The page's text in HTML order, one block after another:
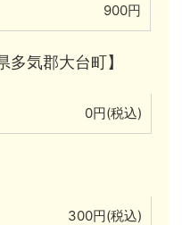
900円
気郡大台町】
0円(税込)
300円(税込)